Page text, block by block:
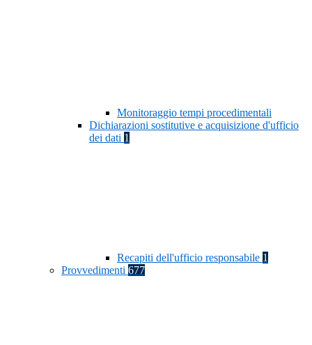
Monitoraggio tempi procedimentali
Dichiarazioni sostitutive e acquisizione d'ufficio
dei dati 1
Recapiti dell'ufficio responsabile 1
Provvedimenti 677